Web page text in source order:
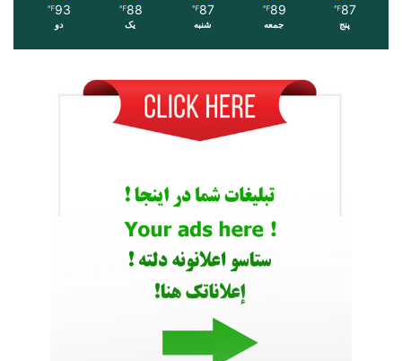
87
℉
پنج
89
℉
جمعه
87
℉
شنبه
88
℉
یک
93
℉
دو